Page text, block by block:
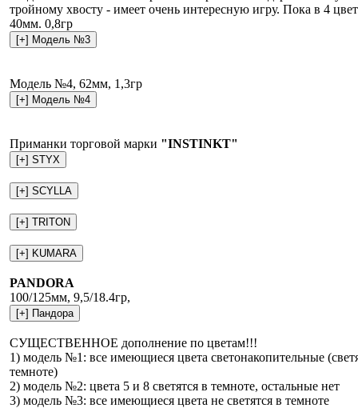
тройному хвосту - имеет очень интересную игру. Пока в 4
40мм. 0,8гр
Модель №4, 62мм, 1,3гр
Приманки торговой марки "INSTINKT"
PANDORA
100/125мм, 9,5/18.4гр,
СУЩЕСТВЕННОЕ дополнение по цветам!!!
1) модель №1: все имеющиеся цвета светонакопительные
темноте)
2) модель №2: цвета 5 и 8 светятся в темноте, остальные нет
3) модель №3: все имеющиеся цвета не светятся в темноте